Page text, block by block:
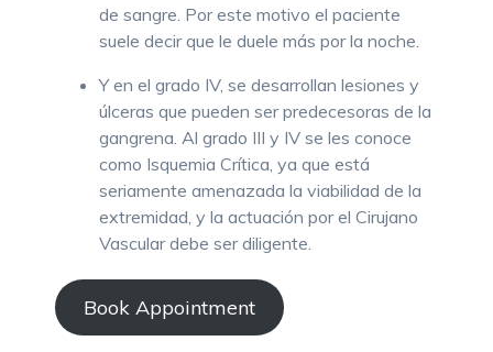
de sangre. Por este motivo el paciente
suele decir que le duele más por la noche.
Y en el grado IV, se desarrollan lesiones y
úlceras que pueden ser predecesoras de la
gangrena. Al grado III y IV se les conoce
como Isquemia Crítica, ya que está
seriamente amenazada la viabilidad de la
extremidad, y la actuación por el Cirujano
Vascular debe ser diligente.
Book Appointment